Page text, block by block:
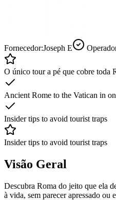
Fornecedor:Joseph E
O único tour a pé que cobre toda
Ancient Rome to the Vatican in
Insider tips to avoid tourist traps
Insider tips to avoid tourist traps
Visão Geral
Descubra Roma do jeito que ela
à vida, sem parecer apressado ou